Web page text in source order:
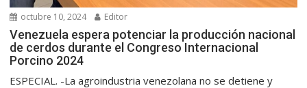
octubre 10, 2024 Editor
Venezuela espera potenciar la producción nacional
de cerdos durante el Congreso Internacional
Porcino 2024
ESPECIAL. -La agroindustria venezolana no se detiene y